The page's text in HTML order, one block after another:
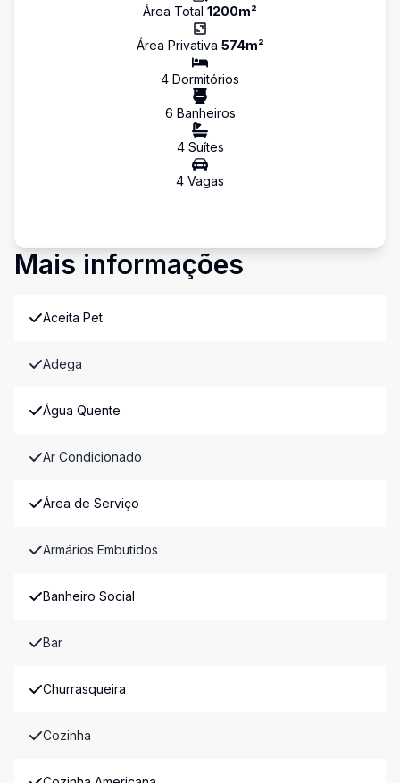
Área Total 1200m²
Área Privativa 574m²
4 Dormitórios
6 Banheiros
4Suítes
4 Vagas
Mais informações
Aceita Pet
Adega
Água Quente
Ar Condicionado
Área de Serviço
Armários Embutidos
Banheiro Social
Bar
Churrasqueira
Cozinha